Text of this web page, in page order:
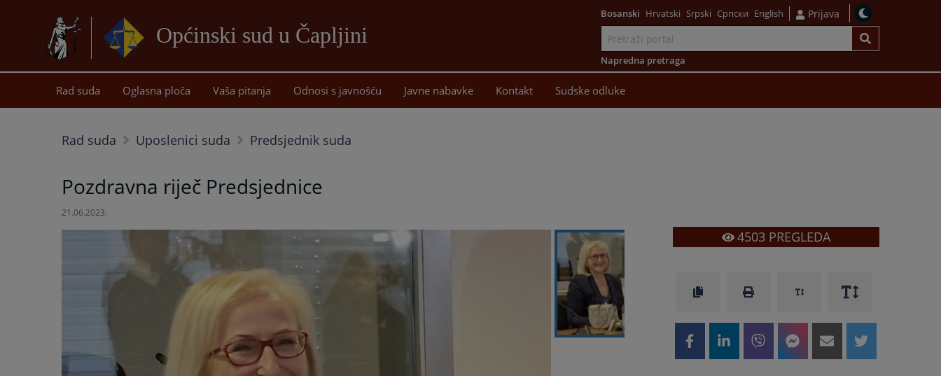
Općinski sud u Čapljini
sadržaj
Bosanski Hrvatski Srpski Српски English Prijava
Napredna pretraga
Rad suda Oglasna ploča Vaša pitanja Odnosi s javnošću Javne nabavke Kontakt Sudske odluke
Rad suda Uposlenici suda Predsjednik suda
Pozdravna riječ Predsjednice
21.06.2023.
4503PREGLEDA